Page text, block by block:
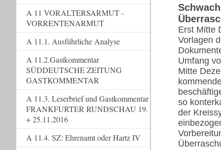
Erst Mitte
Vorlagen
Umfang
Mitte
so
der
A 11 VORALTERSARMUT -
VORRENTENARMUT
A 11.1. Ausführliche Analyse
A 11.2.Gastkommentar
SÜDDEUTSCHE ZEITUNG
GASTKOMMENTAR
A 11.3. Leserbrief und Gastkommentar
FRANKFURTER RUNDSCHAU 19.
+ 25.11.2016
A 11.4. SZ: Ehrenamt oder Hartz IV